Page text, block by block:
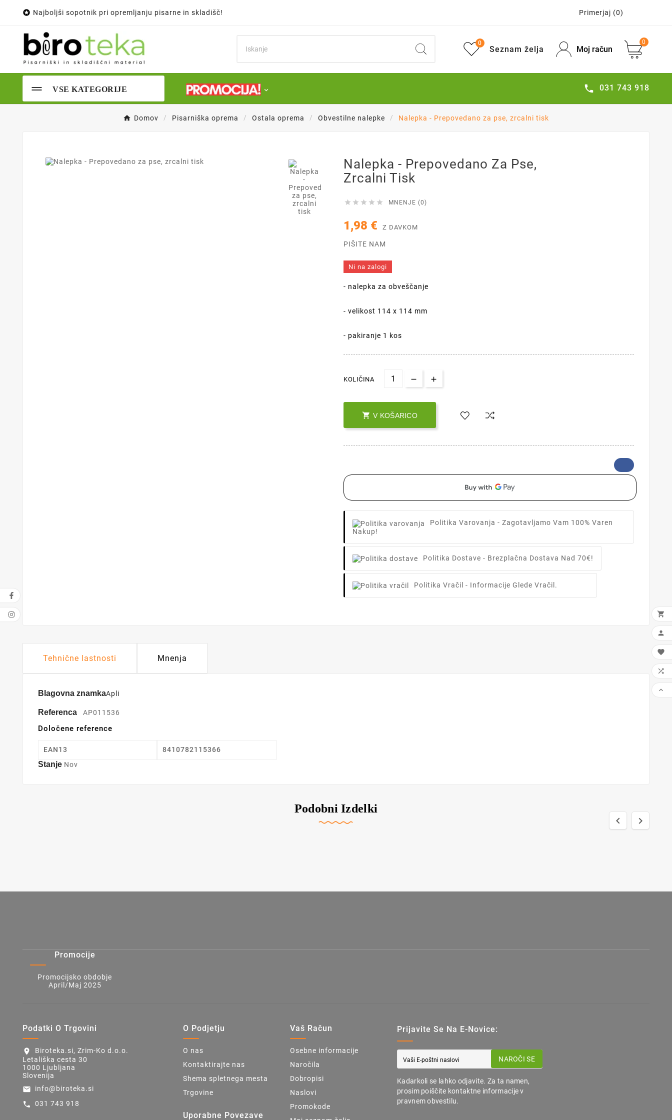
 Najboljši sopotnik pri opremljanju pisarne in skladišč! Primerjaj (0)
Seznam želja
0
Moj račun
0
VSE KATEGORIJE  031 743 918
Domov Pisarniška oprema Ostala oprema Obvestilne nalepke Nalepka - Prepovedano za pse, zrcalni tisk
Nalepka - Prepovedano Za Pse,
Zrcalni Tisk
     MNENJE (0)
1,98 € Z DAVKOM
PIŠITE NAM
Ni na zalogi
- nalepka za obveščanje
- velikost 114 x 114 mm
- pakiranje 1 kos
KOLIČINA
 V KOŠARICO
Politika Varovanja - Zagotavljamo Vam 100% Varen
Nakup!
Politika Dostave - Brezplačna Dostava Nad 70€!
Politika Vračil - Informacije Glede Vračil.
Tehnične lastnosti Mnenja
Blagovna znamkaApli
Referenca AP011536
Določene reference
EAN13 8410782115366
Stanje Nov
Podobni Izdelki
 
Promocije
Promocijsko obdobje
April/Maj 2025
Podatki O Trgovini
location_on
Biroteka.si, Zrim-Ko d.o.o.
Letališka cesta 30
1000 Ljubljana
Slovenija
email info@biroteka.si
call 031 743 918
O Podjetju
O nas
Kontaktirajte nas
Shema spletnega mesta
Trgovine
Uporabne Povezave
Vaš Račun
Osebne informacije
Naročila
Dobropisi
Naslovi
Promokode
Prijavite Se Na E-Novice:
NAROČI SE
Kadarkoli se lahko odjavite. Za ta namen,
prosim poiščite kontaktne informacije v
pravnem obvestilu.




